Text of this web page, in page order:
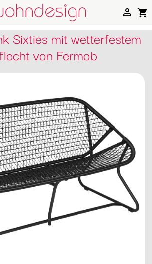
shopping_cart

Sixties mit wetterfestem
von Fermob